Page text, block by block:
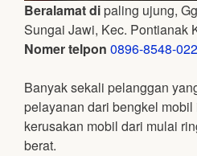
Beralamat dipaling ujung,
Sungai Jawi, Kec. Pontianak
Nomer telpon 0896-8548-
Banyak sekali pelanggan
pelayanan dari bengkel
kerusakan mobil dari mulai
berat.